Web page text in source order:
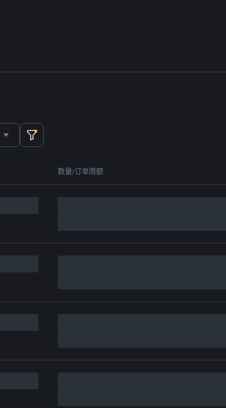
数量/订单限额